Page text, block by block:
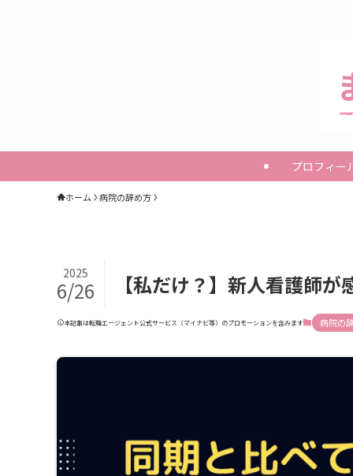
プロフィー
ホーム 病院の辞め方
【私だけ？】新人看護師
2025
6/26
本記事は転職エージェント公式サービス（マイナビ等）のプロモーションを含みます 病院の